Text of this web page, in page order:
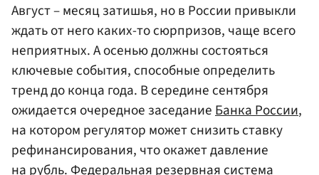
Август – месяц затишья, но в России привыкли
ждать от него каких-то сюрпризов, чаще всего
неприятных. А осенью должны состояться
ключевые события, способные определить
тренд до конца года. В середине сентября
ожидается очередное заседаниеБанка России,
на котором регулятор может снизить ставку
рефинансирования, что окажет давление
на рубль. Федеральная резервная система